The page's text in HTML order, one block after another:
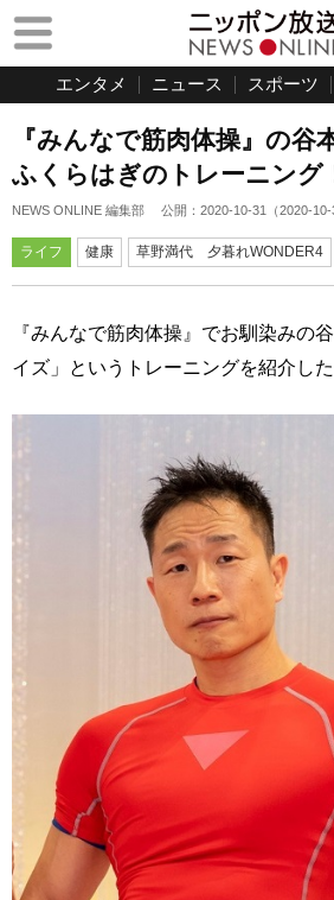
エンタメ ニュース スポーツ
『みんなで筋肉体操』の谷
ふくらはぎのトレーニング
NEWS ONLINE 編集部 公開： 2020-10-31 （2020-10-
ライフ 健康 草野満代 夕暮れWONDER4
『みんなで筋肉体操』でお馴染みの
イズ」というトレーニングを紹介した